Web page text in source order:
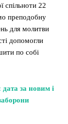
спільноти 22
преподобну
для молитви
допомогли
по собі
за новим і